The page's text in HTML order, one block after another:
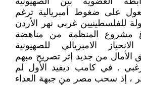
تعول على ضغوط أمبريالية ترغم
للفلسطينيين غربي نهر الأردن
مشروع المنظمة من مناهضة
الامبريالي للصهيونية
الأمال من جديد إثر تصريح مبهم
. في كامب ديفيد الأول لم
، إذ سحب مصر من جبهة العداء